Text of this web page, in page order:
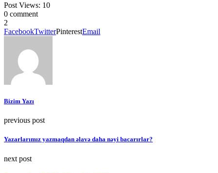
Post Views: 10
0 comment
2
FacebookTwitterPinterestEmail
Bizim Yazı
previous post
Yazarlarımız yazmaqdan əlavə daha nəyi bacarırlar?
next post